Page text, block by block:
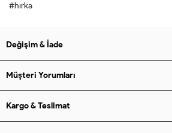
#hırka
Değişim & İade
Müşteri Yorumları
Kargo & Teslimat